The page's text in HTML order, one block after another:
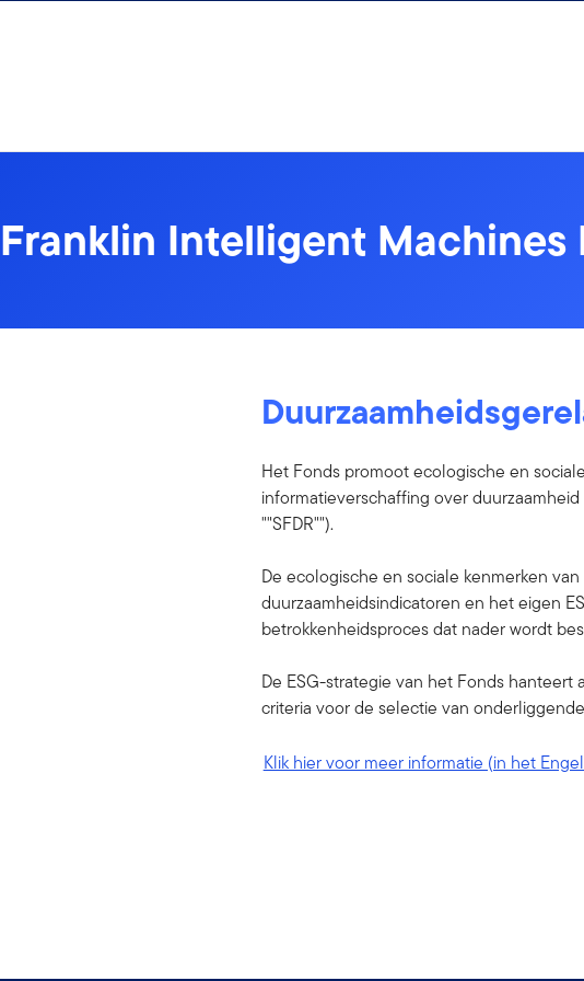
Franklin Intelligent Machines
Het Fonds promoot ecologische en
informatieverschaffing over
""SFDR"").
De ecologische en sociale kenmerken
duurzaamheidsindicatoren en het eigen
betrokkenheidsproces dat nader wordt
De ESG-strategie van het Fonds
criteria voor de selectie van
Klik hier voor meer informatie (in het